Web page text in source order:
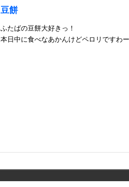
豆餅
ふたばの豆餅大好きっ！
本日中に食べなあかんけどペロリですわー